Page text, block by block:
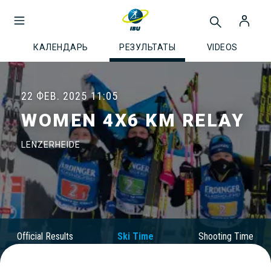
КАЛЕНДАРЬ РЕЗУЛЬТАТЫ VIDEOS
22 ФЕВ. 2025 11:05
WOMEN 4X6 KM RELAY
LENZERHEIDE
Official Results Ski Time Shooting Time